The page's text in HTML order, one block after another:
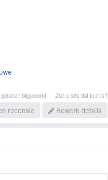
bijgewerkt | Ziet u iets dat fout is?
recensie Bewerk details